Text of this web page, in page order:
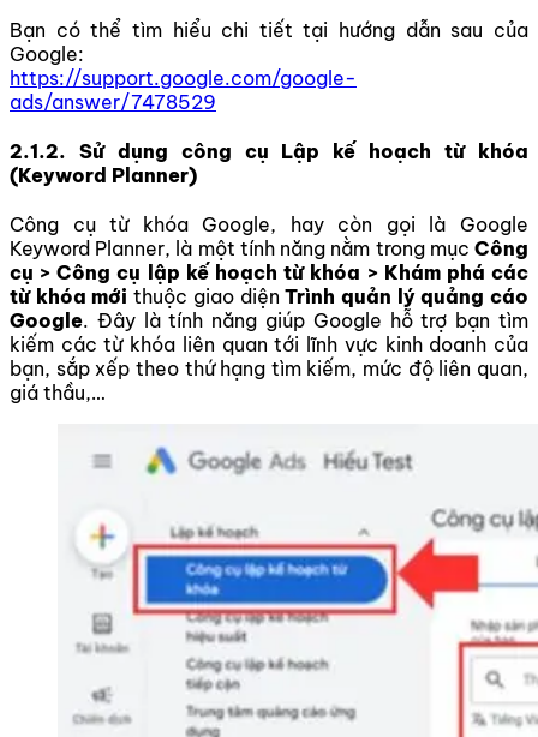
Bạn có thể tìm hiểu chi tiết tại hướng dẫn sau của
Google:
https://support.google.com/google-
ads/answer/7478529
2.1.2. Sử dụng công cụ Lập kế hoạch từ khóa
(Keyword Planner)
Công cụ từ khóa Google, hay còn gọi là Google
Keyword Planner, là một tính năng nằm trong mục Công
cụ > Công cụ lập kế hoạch từ khóa > Khám phá các
từ khóa mới thuộc giao diệnTrình quản lý quảng cáo
Google. Đây là tính năng giúp Google hỗ trợ bạn tìm
kiếm các từ khóa liên quan tới lĩnh vực kinh doanh của
bạn, sắp xếp theo thứ hạng tìm kiếm, mức độ liên quan,
giá thầu,…